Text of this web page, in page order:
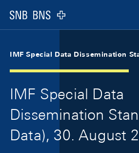
Logo
IMF Special Data Dissemination
IMF Special Data
Dissemination
Data), 30. August